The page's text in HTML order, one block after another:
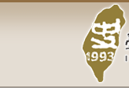
容
中
央
研